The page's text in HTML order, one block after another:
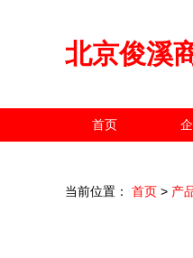
北京俊溪
首页
当前位置： 首页 > 产